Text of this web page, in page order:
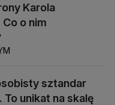
Karola
o nim
sztandar
unikat na skalę